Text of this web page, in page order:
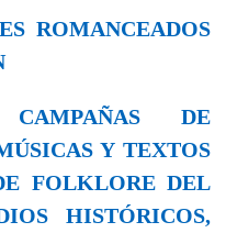
ROMANCEADOS
DE
Y TEXTOS
FOLKLORE DEL
HISTÓRICOS,